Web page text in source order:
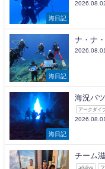
海日記
海日記
ナ・ナ
2026.08.01
海日記
海況バ
アークダイ
2026.08.01
チーム
arkdive